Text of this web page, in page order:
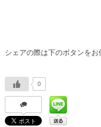
シェアの際は下のボタンをお
0